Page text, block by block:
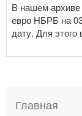
В нашем архиве
евро НБРБ на
дату. Для
Главная